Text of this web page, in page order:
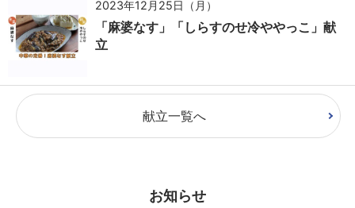
2023年12月25日（月）
「麻婆なす」「しらすのせ冷ややっこ」献
立
献立一覧へ
お知らせ